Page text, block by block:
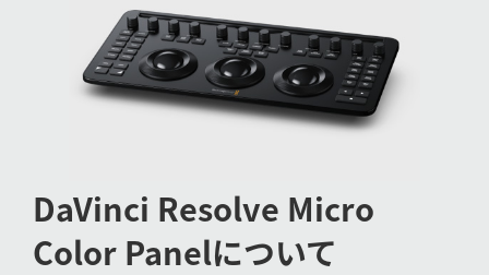
Singapore
South Africa
Spain
Chinese Taipei
Turkey
DaVinci Resolve Micro
Color Panelについて